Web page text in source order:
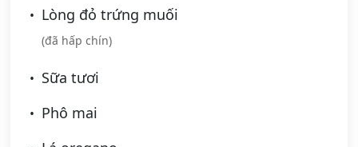
Lòng đỏ trứng muối
(đã hấp chín)
Sữa tươi
Phô mai